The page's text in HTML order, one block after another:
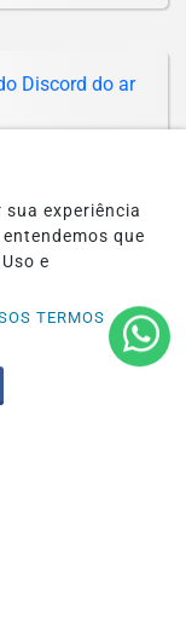
experiência
que
e
TERMOS